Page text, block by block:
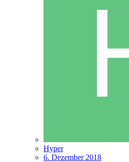
Hyper
6. Dezember 2018